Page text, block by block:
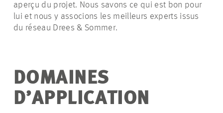
aperçu du projet. Nous savons ce qui est bon pour
lui et nous y associons les meilleurs experts issus
du réseau Drees & Sommer.
DOMAINES
D’APPLICATION